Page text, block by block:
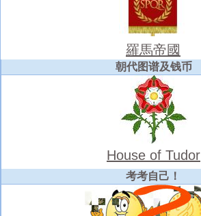
羅馬帝國
朝代图谱及钱币
House of Tudor
考考自己！